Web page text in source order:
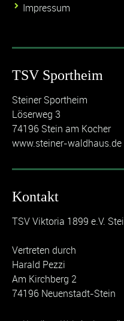
Impressum
TSV Sportheim
Steiner Sportheim
Löserweg 3
74196 Stein am Kocher
www.steiner-waldhaus.de
Kontakt
TSV Viktoria 1899 e.V.
Vertreten durch
Harald Pezzi
Am Kirchberg 2
74196 Neuenstadt-Stein